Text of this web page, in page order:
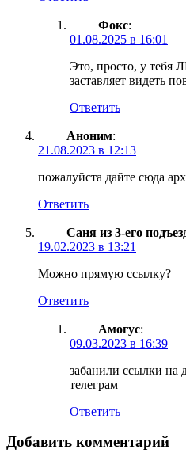
Фокс:
01.08.2025 в 16:01
Это, просто, у тебя
заставляет видеть
Ответить
Аноним:
21.08.2023 в 12:13
пожалуйста дайте сюда
Ответить
Саня из 3-его
19.02.2023 в 13:21
Можно прямую ссылку?
Ответить
Амогус:
09.03.2023 в 16:39
забанили ссылки на
телеграм
Ответить
Добавить комментарий